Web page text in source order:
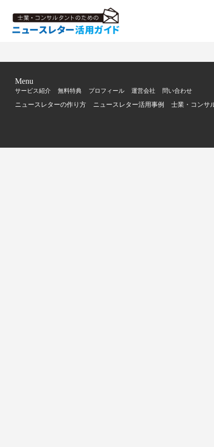
Menu
サービス紹介 無料特典 プロフィール 運営会社 問い合わせ
ニュースレターの作り方 ニュースレター活用事例 士業・コンサ